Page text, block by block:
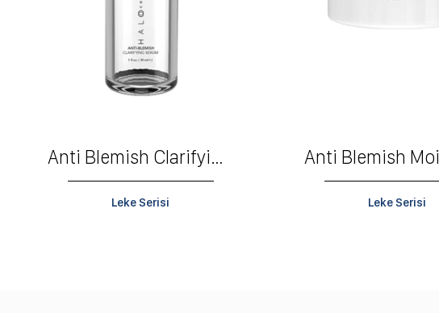
Anti Blemish Clarifying Serum
Leke Serisi Leke Serisi